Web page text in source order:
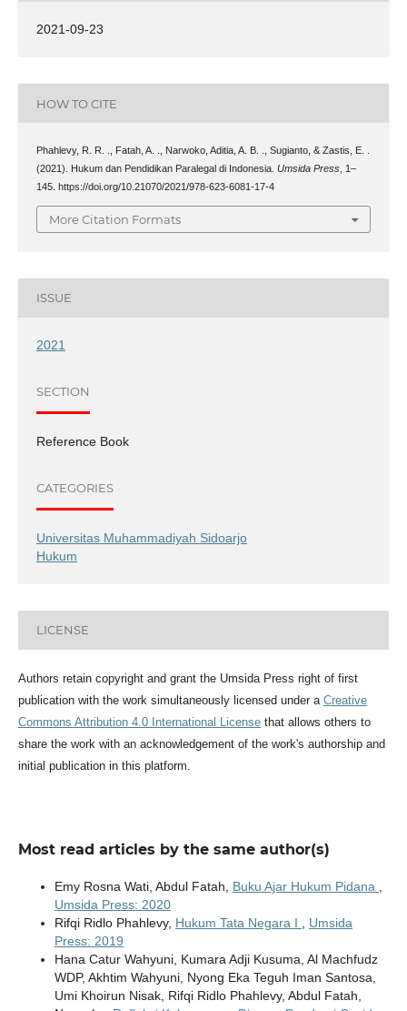
2021-09-23
HOW TO CITE
Phahlevy, R. R. ., Fatah, A. ., Narwoko, Aditia, A. B. ., Sugianto, & Zastis, E. .
(2021). Hukum dan Pendidikan Paralegal di Indonesia. Umsida Press, 1–
145. https://doi.org/10.21070/2021/978-623-6081-17-4
More Citation Formats
ISSUE
2021
SECTION
Reference Book
CATEGORIES
Universitas Muhammadiyah Sidoarjo
Hukum
LICENSE
Authors retain copyright and grant the Umsida Press right of first
publication with the work simultaneously licensed under a Creative
Commons Attribution 4.0 International Licensethat allows others to
share the work with an acknowledgement of the work's authorship and
initial publication in this platform.
Most read articles by the same author(s)
Emy Rosna Wati, Abdul Fatah, Buku Ajar Hukum Pidana
Umsida Press: 2020
Rifqi Ridlo Phahlevy, Hukum Tata Negara I
Umsida
Press: 2019
Hana Catur Wahyuni, Kumara Adji Kusuma, Al Machfudz
WDP, Akhtim Wahyuni, Nyong Eka Teguh Iman Santosa,
Umi Khoirun Nisak, Rifqi Ridlo Phahlevy, Abdul Fatah,